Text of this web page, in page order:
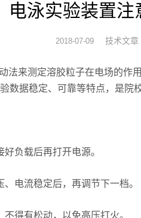
电泳实验装置注
2018-07-09 技术文章
来测定溶胶粒子在电场的作
数据稳定、可靠等特点，是院
负载后再打开电源。
电流稳定后，再调节下一档。
得有松动，以免高压打火。